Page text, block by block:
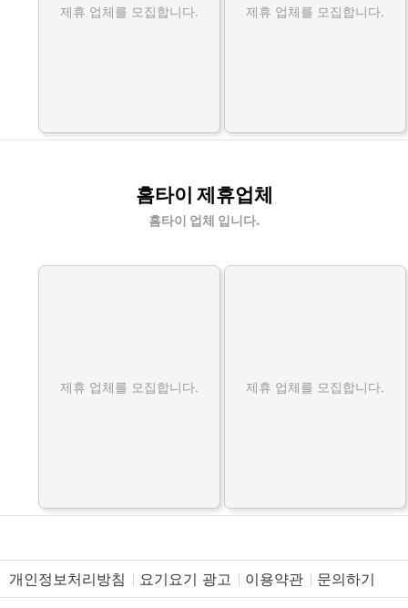
제휴 업체를 모집합니다. 제휴 업체를 모집합니다.
홈타이 제휴업체
홈타이 업체 입니다.
제휴 업체를 모집합니다. 제휴 업체를 모집합니다.
개인정보처리방침 요기요기 광고 이용약관 문의하기